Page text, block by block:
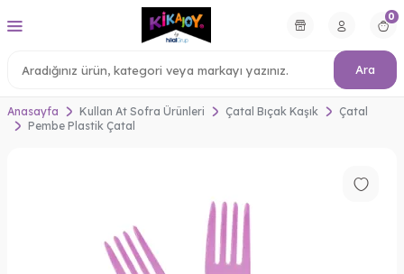
Ara
0
Anasayfa Kullan At Sofra Ürünleri Çatal Bıçak Kaşık
Çatal
Pembe Plastik Çatal